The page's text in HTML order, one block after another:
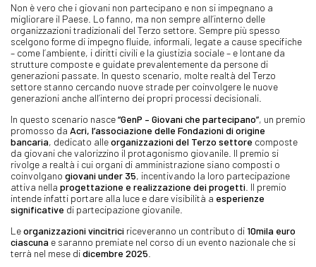
Non è vero che i giovani non partecipano e non si impegnano a
migliorare il Paese. Lo fanno, ma non sempre all’interno delle
organizzazioni tradizionali del Terzo settore. Sempre più spesso
scelgono forme di impegno fluide, informali, legate a cause specifiche
– come l’ambiente, i diritti civili e la giustizia sociale – e lontane da
strutture composte e guidate prevalentemente da persone di
generazioni passate. In questo scenario, molte realtà del Terzo
settore stanno cercando nuove strade per coinvolgere le nuove
generazioni anche all’interno dei propri processi decisionali.
In questo scenario nasce“GenP – Giovani che partecipano”, un premio
promosso da Acri, l’associazione delle Fondazioni di origine
bancaria, dedicato alleorganizzazioni del Terzo settore composte
da giovani che valorizzino il protagonismo giovanile. Il premio si
rivolge a realtà i cui organi di amministrazione siano composti o
coinvolgano giovani under 35, incentivando la loro partecipazione
attiva nella progettazione e realizzazione dei progetti . Il premio
intende infatti portare alla luce e dare visibilità a esperienze
significative di partecipazione giovanile.
Leorganizzazioni vincitrici riceveranno un contributo di 10mila euro
ciascuna e saranno premiate nel corso di un evento nazionale che si
terrà nel mese didicembre 2025